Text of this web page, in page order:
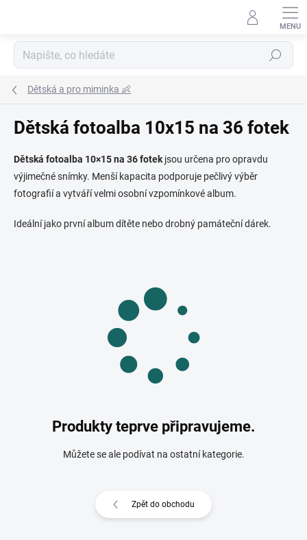
Hledat
Dětská a pro miminka 👶
Dětská fotoalba 10x15 na 36 fotek
Dětská fotoalba 10×15 na 36 fotek jsou určena pro opravdu
výjimečné snímky. Menší kapacita podporuje pečlivý výběr
fotografií a vytváří velmi osobní vzpomínkové album.
Ideální jako první album dítěte nebo drobný památeční dárek.
Produkty teprve připravujeme.
Můžete se ale podívat na ostatní kategorie.
Zpět do obchodu